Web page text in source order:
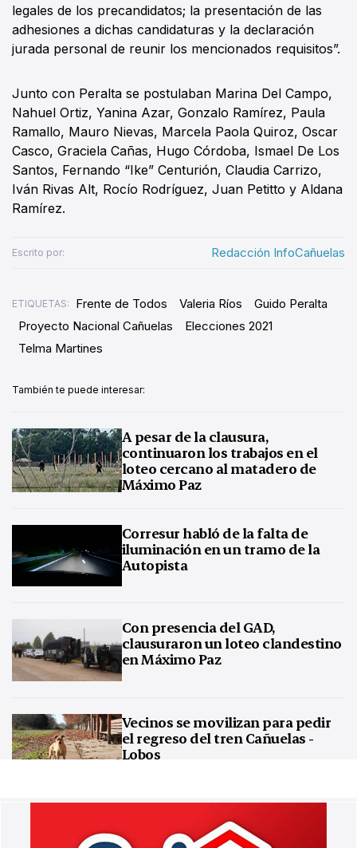
legales de los precandidatos; la presentación de las
adhesiones a dichas candidaturas y la declaración
jurada personal de reunir los mencionados requisitos”.
Junto con Peralta se postulaban Marina Del Campo,
Nahuel Ortiz, Yanina Azar, Gonzalo Ramírez, Paula
Ramallo, Mauro Nievas, Marcela Paola Quiroz, Oscar
Casco, Graciela Cañas, Hugo Córdoba, Ismael De Los
Santos, Fernando “Ike” Centurión, Claudia Carrizo,
Iván Rivas Alt, Rocío Rodríguez, Juan Petitto y Aldana
Ramírez.
Escrito por: Redacción InfoCañuelas
ETIQUETAS: Frente de Todos Valeria Ríos
Guido Peralta
Proyecto Nacional Cañuelas
Elecciones 2021
Telma Martines
También te puede interesar:
A pesar de la clausura,
continuaron los trabajos en el
loteo cercano al matadero de
Máximo Paz
Corresur habló de la falta de
iluminación en un tramo de la
Autopista
Con presencia del GAD,
clausuraron un loteo clandestino
en Máximo Paz
Vecinos se movilizan para pedir
el regreso del tren Cañuelas -
Lobos